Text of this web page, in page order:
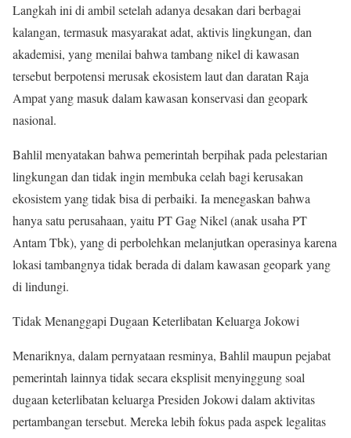
Langkah ini di ambil setelah adanya desakan dari berbagai
kalangan, termasuk masyarakat adat, aktivis lingkungan, dan
akademisi, yang menilai bahwa tambang nikel di kawasan
tersebut berpotensi merusak ekosistem laut dan daratan Raja
Ampat yang masuk dalam kawasan konservasi dan geopark
nasional.
Bahlil menyatakan bahwa pemerintah berpihak pada pelestarian
lingkungan dan tidak ingin membuka celah bagi kerusakan
ekosistem yang tidak bisa di perbaiki. Ia menegaskan bahwa
hanya satu perusahaan, yaitu PT Gag Nikel (anak usaha PT
Antam Tbk), yang di perbolehkan melanjutkan operasinya karena
lokasi tambangnya tidak berada di dalam kawasan geopark yang
di lindungi.
Tidak Menanggapi Dugaan Keterlibatan Keluarga Jokowi
Menariknya, dalam pernyataan resminya, Bahlil maupun pejabat
pemerintah lainnya tidak secara eksplisit menyinggung soal
dugaan keterlibatan keluarga Presiden Jokowi dalam aktivitas
pertambangan tersebut. Mereka lebih fokus pada aspek legalitas